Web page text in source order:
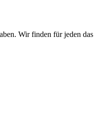
Wir finden für jeden das